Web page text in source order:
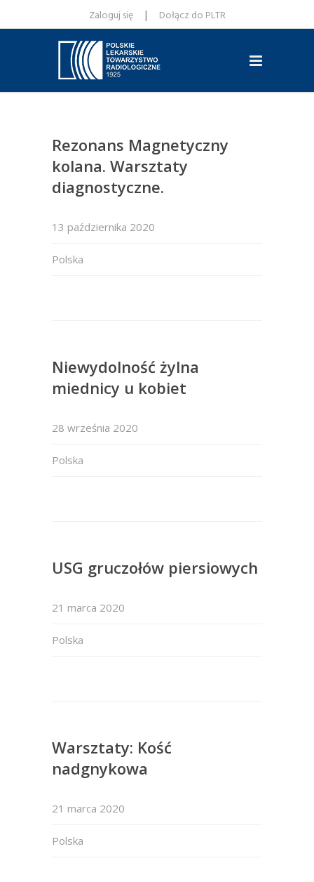
Zaloguj się | Dołącz do PLTR
Rezonans Magnetyczny
kolana. Warsztaty
diagnostyczne.
13 października 2020
Polska
Niewydolność żylna
miednicy u kobiet
28 września 2020
Polska
USG gruczołów piersiowych
21 marca 2020
Polska
Warsztaty: Kość
nadgnykowa
21 marca 2020
Polska